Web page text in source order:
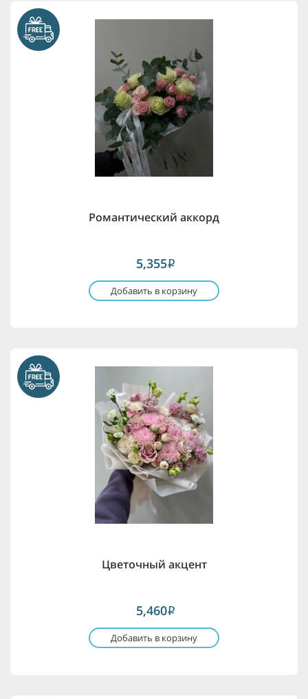
Романтический аккорд
5,355i
Добавить в корзину
Цветочный акцент
5,460i
Добавить в корзину